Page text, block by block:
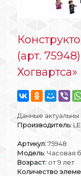
(арт.
Хогвартса»
Данные актуальны
Производитель:
Артикул:75948
Модель: Часовая
Возраст: от 9 лет
Количество